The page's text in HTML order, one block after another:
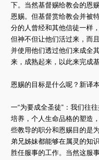
下。当然基督赐给教会的恩
恩赐。但基督赏给教会并被
分的人曾经和其他信徒一样
但神不但让他们活过来，而
并使用他们透过他们来成全
来，成熟起来，以此来完成
恩赐的目标是什么呢？新译
一“为要成全圣徒”：我们往
培养，个人生命品格的塑造
些教导的职分和恩赐目的是
弟兄姊妹都能够在属灵的知
胜任服事的工作。当然这服